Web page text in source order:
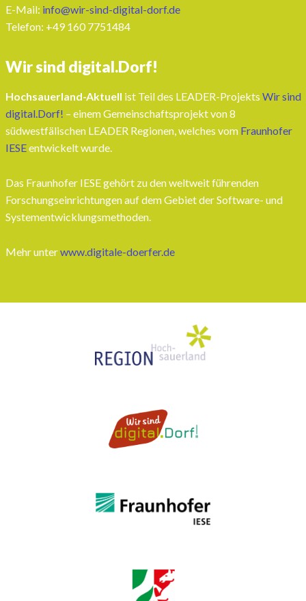
E-Mail: info@wir-sind-digital-dorf.de
Telefon: ‭+49 160 7751484‬
Wir sind digital.Dorf!
Hochsauerland-Aktuell ist Teil des LEADER-Projekts Wir sind
digital.Dorf! – einem Gemeinschaftsprojekt von 8
südwestfälischen LEADER Regionen, welches vom Fraunhofer
IESEentwickelt wurde.
Das Fraunhofer IESE gehört zu den weltweit führenden
Forschungseinrichtungen auf dem Gebiet der Software- und
Systementwicklungsmethoden.
Mehr unterwww.digitale-doerfer.de